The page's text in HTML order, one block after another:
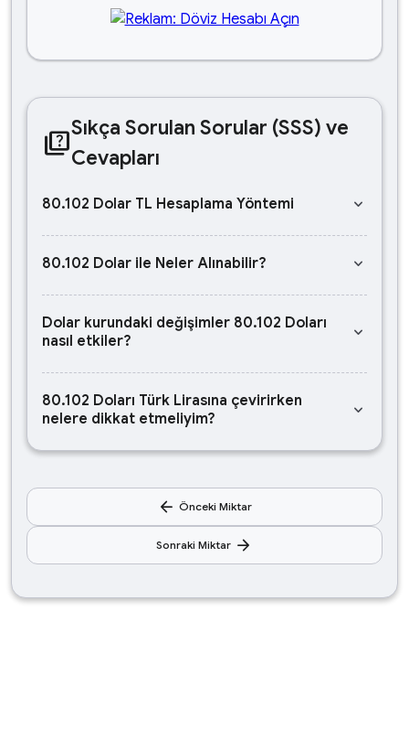
quizSıkça Sorulan Sorular (SSS) ve
Cevapları
80.102 Dolar TL Hesaplama Yöntemi keyboard_arrow_down
80.102 Dolar ile Neler Alınabilir? keyboard_arrow_down
Dolar kurundaki değişimler 80.102 Doları
nasıl etkiler?
keyboard_arrow_down
80.102 Doları Türk Lirasına çevirirken
nelere dikkat etmeliyim?
keyboard_arrow_down
arrow_back Önceki Miktar
Sonraki Miktar arrow_forward